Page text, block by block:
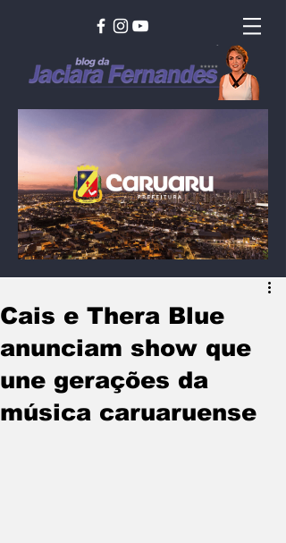
Cais e Thera Blue
anunciam show que
une gerações da
música caruaruense